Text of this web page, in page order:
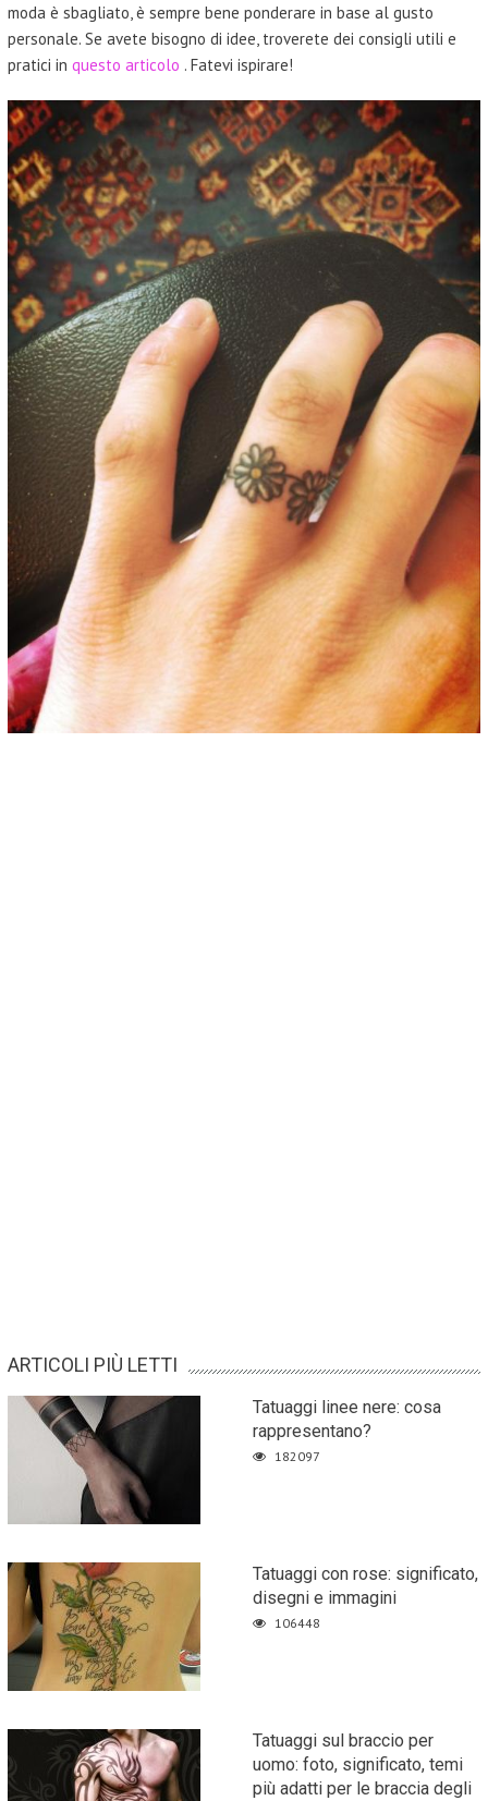
moda è sbagliato, è sempre bene ponderare in base al gusto
personale. Se avete bisogno di idee, troverete dei consigli utili e
pratici in questo articolo . Fatevi ispirare!
ARTICOLI PIÙ LETTI
Tatuaggi linee nere: cosa
rappresentano?
182097
Tatuaggi con rose: significato,
disegni e immagini
106448
Tatuaggi sul braccio per
uomo: foto, significato, temi
più adatti per le braccia degli